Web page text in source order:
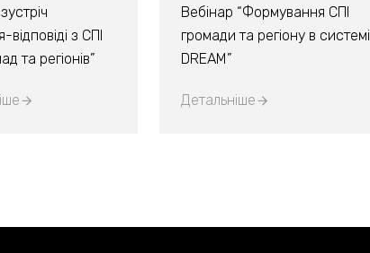
відповіді з СПІ
та регіонів”
Вебінар “Формування СПІ
громади та регіону в системі
DREAM”
Детальніше